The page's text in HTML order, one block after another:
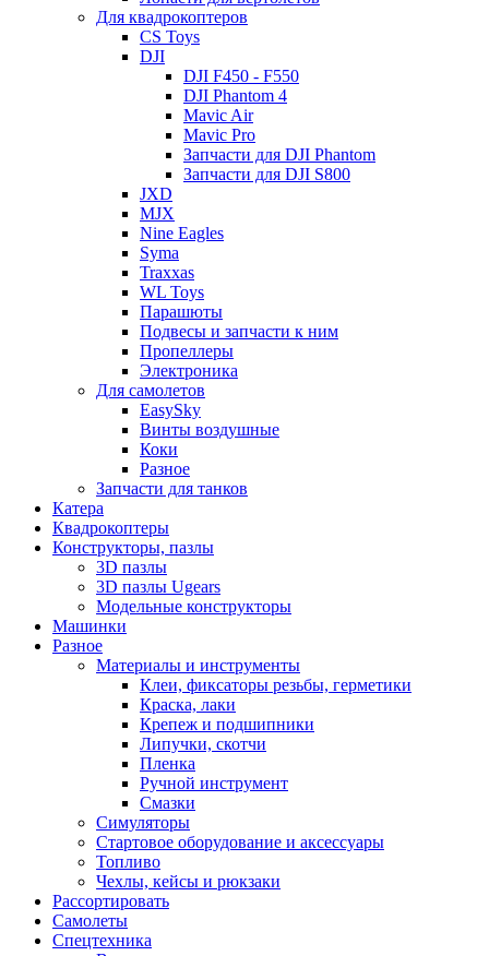
Для квадрокоптеров
CS Toys
DJI
DJI F450 - F550
DJI Phantom 4
Mavic Air
Mavic Pro
Запчасти для DJI Phantom
Запчасти для DJI S800
JXD
MJX
Nine Eagles
Syma
Traxxas
WL Toys
Парашюты
Подвесы и запчасти к ним
Пропеллеры
Электроника
Для самолетов
EasySky
Винты воздушные
Коки
Разное
Запчасти для танков
Катера
Квадрокоптеры
Конструкторы, пазлы
3D пазлы
3D пазлы Ugears
Модельные конструкторы
Машинки
Разное
Материалы и инструменты
Клеи, фиксаторы резьбы, герметики
Краска, лаки
Крепеж и подшипники
Липучки, скотчи
Пленка
Ручной инструмент
Смазки
Симуляторы
Стартовое оборудование и аксессуары
Топливо
Чехлы, кейсы и рюкзаки
Рассортировать
Самолеты
Спецтехника